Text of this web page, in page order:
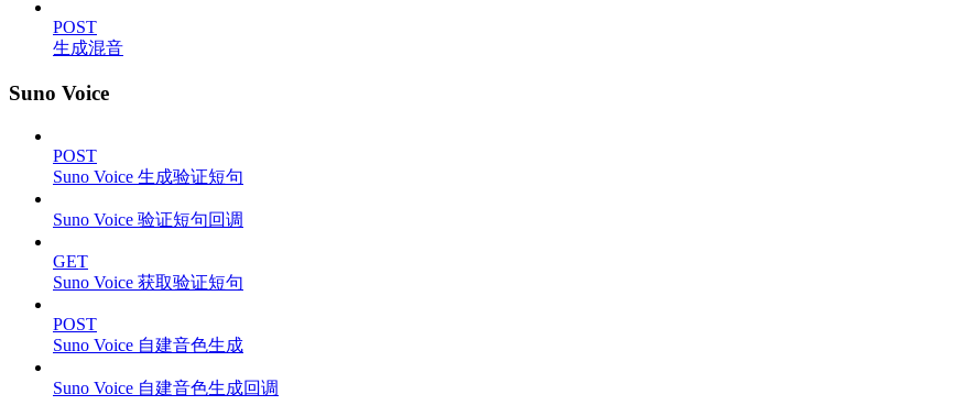
POST
生成混音
Suno Voice
POST
Suno Voice 生成验证短句
Suno Voice 验证短句回调
GET
Suno Voice 获取验证短句
POST
Suno Voice 自建音色生成
Suno Voice 自建音色生成回调